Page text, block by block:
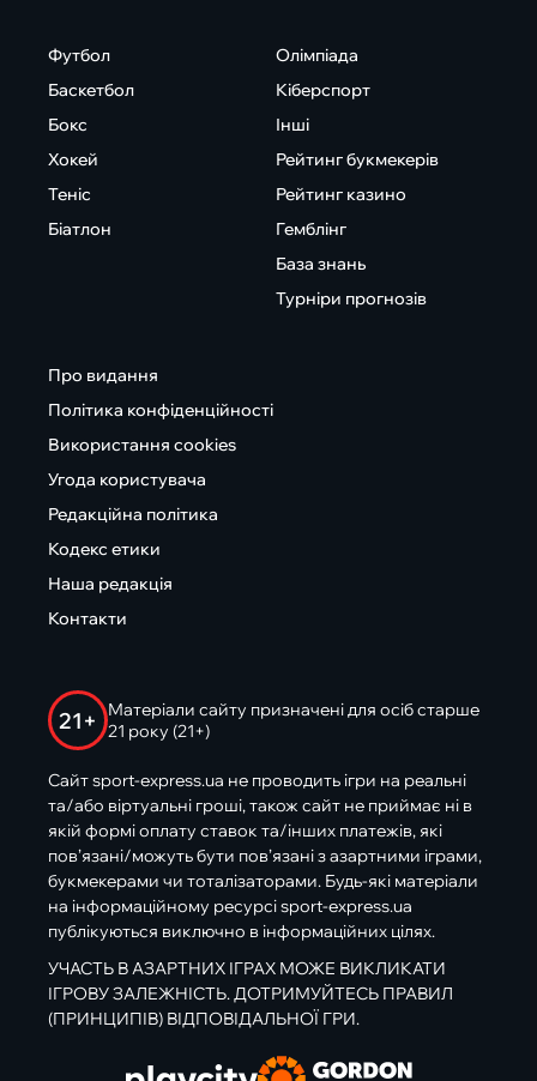
Футбол
Баскетбол
Бокс
Хокей
Теніс
Біатлон
Олімпіада
Кіберспорт
Інші
Рейтинг букмекерів
Рейтинг казино
Гемблінг
База знань
Турніри прогнозів
Про видання
Політика конфіденційності
Використання cookies
Угода користувача
Редакційна політика
Кодекс етики
Наша редакція
Контакти
21+
Матеріали сайту призначені для осіб старше
21 року (21+)
Сайт sport-express.ua не проводить ігри на реальні
та/або віртуальні гроші, також сайт не приймає ні в
якій формі оплату ставок та/інших платежів, які
пов’язані/можуть бути пов’язані з азартними іграми,
букмекерами чи тоталізаторами. Будь-які матеріали
на інформаційному ресурсі sport-express.ua
публікуються виключно в інформаційних цілях.
УЧАСТЬ В АЗАРТНИХ ІГРАХ МОЖЕ ВИКЛИКАТИ
ІГРОВУ ЗАЛЕЖНІСТЬ. ДОТРИМУЙТЕСЬ ПРАВИЛ
(ПРИНЦИПІВ) ВІДПОВІДАЛЬНОЇ ГРИ.